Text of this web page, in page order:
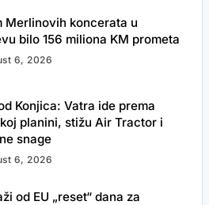
Merlinovih koncerata u
bilo 156 miliona KM prometa
6, 2026
Konjica: Vatra ide prema
planini, stižu Air Tractor i
snage
6, 2026
od EU „reset“ dana za